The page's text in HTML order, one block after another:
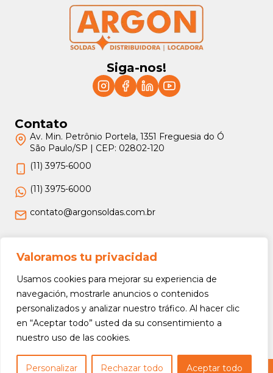
Valoramos tu privacidad
Usamos cookies para mejorar su experiencia de
navegación, mostrarle anuncios o contenidos
personalizados y analizar nuestro tráfico. Al hacer clic
en “Aceptar todo” usted da su consentimiento a
nuestro uso de las cookies.
Personalizar Rechazar todo Aceptar todo
Siga-nos!
Contato
Av. Min. Petrônio Portela, 1351 Freguesia do Ó
São Paulo/SP | CEP: 02802-120
(11) 3975-6000
(11) 3975-6000
contato@argonsoldas.com.br
Jurídico
Termos e Condições
Política de Privacidade
Política de Devolução e Reembolso
Copyright © 2026 Argon Soldas (Lei 9610 de 19/02/1998) - Todos os direitos